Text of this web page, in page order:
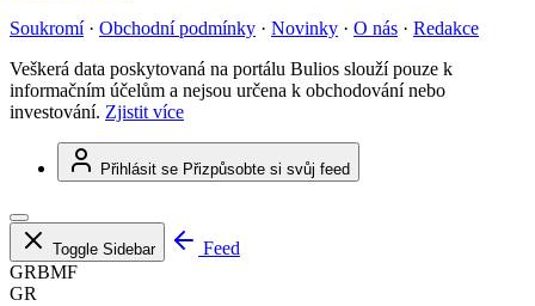
Soukromí · Obchodní podmínky · Novinky · O nás · Redakce
Veškerá data poskytovaná na portálu Bulios slouží pouze k
informačním účelům a nejsou určena k obchodování nebo
investování. Zjistit více
Přihlásit se Přizpůsobte si svůj feed
Toggle Sidebar
Feed
GRBMF
GR